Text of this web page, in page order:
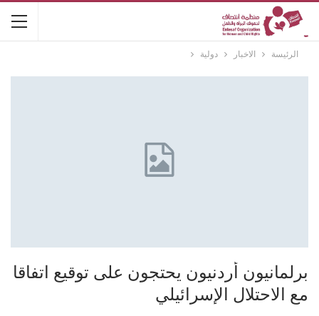
الرئيسة الاخبار دولية
برلمانيون أردنيون يحتجون على توقيع اتفاقا
مع الاحتلال الإسرائيلي